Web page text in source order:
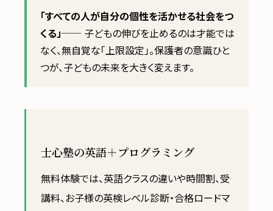
「すべての人が自分の個性を活かせる社会をつ
くる」── 子どもの伸びを止めるのは才能では
なく、無自覚な「上限設定」。保護者の意識ひと
つが、子どもの未来を大きく変えます。
士心塾の英語＋プログラミング
無料体験では、英語クラスの違いや時間割、受
講料、お子様の英検レベル診断・合格ロードマ